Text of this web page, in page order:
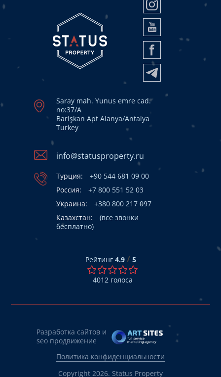
Saray mah. Yunus emre cad.
no:37/A
Barişkan Apt Alanya/Antalya
Turkey
info@statusproperty.ru
Турция:
+90 544 681 09 00
Россия:
+7 800 551 52 03
Украина:
+380 800 217 097
Казахстан:
(все звонки
бесплатно)
Рейтинг 4.9/ 5
4012 голоса
Разработка сайтов и
seo продвижение
Политика конфиденциальности
Copyright 2026. Status Property